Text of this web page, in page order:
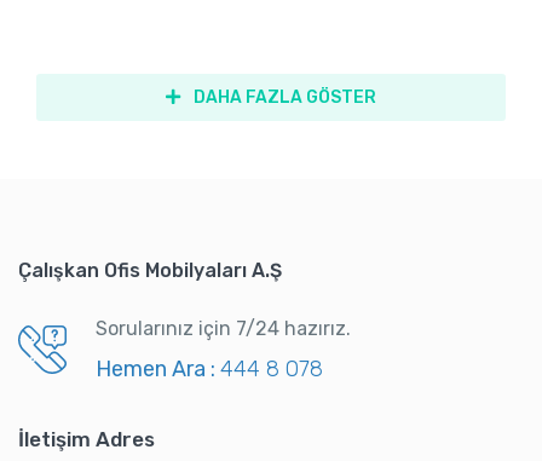
DAHA FAZLA GÖSTER
Çalışkan Ofis Mobilyaları A.Ş
Sorularınız için 7/24 hazırız.
Hemen Ara : 444 8 078
İletişim Adres